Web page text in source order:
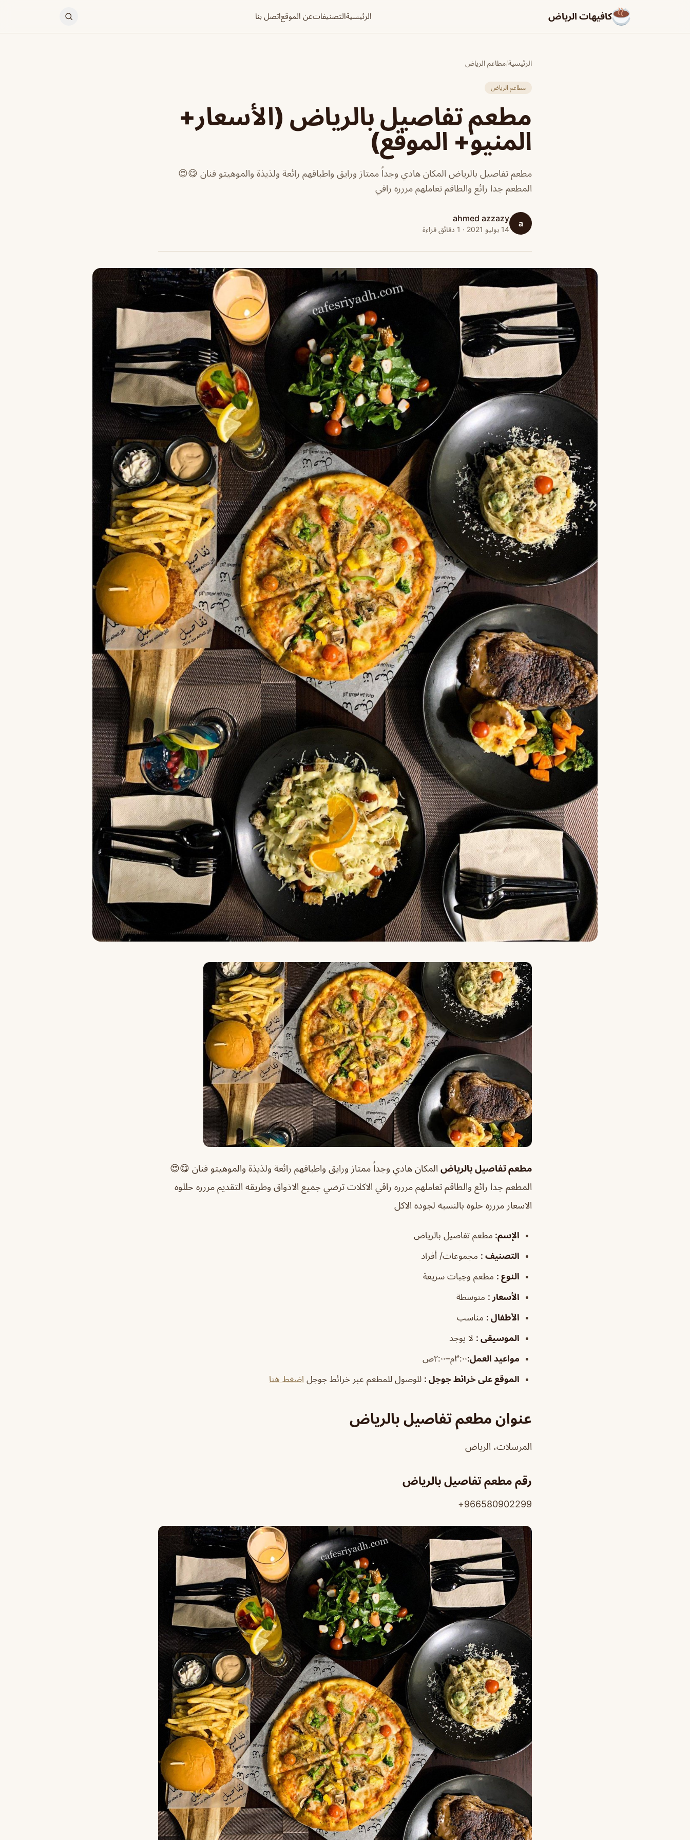
كافيهات الرياض الرئيسيةالتصنيفاتعن الموقعاتصل بنا
الرئيسية/مطاعم الرياض
مطاعم الرياض
مطعم تفاصيل بالرياض (الأسعار+
المنيو+ الموقع)
مطعم تفاصيل بالرياض المكان هادي وجداً ممتاز ورايق واطباقهم رائعة ولذيذة والموهيتو فنان 😋😍
المطعم جدا رائع والطاقم تعاملهم مررره راقي
a
ahmed azzazy
14 يوليو 2021 · 1 دقائق قراءة
مطعم تفاصيل بالرياض المكان هادي وجداً ممتاز ورايق واطباقهم رائعة ولذيذة والموهيتو فنان 😋😍
المطعم جدا رائع والطاقم تعاملهم مررره راقي الاكلات ترضي جميع الاذواق وطريقه التقديم مررره حللوه
الاسعار مررره حلوه بالنسبه لجوده الاكل
الإسم: مطعم تفاصيل بالرياض
التصنيف : مجموعات/ أفراد
النوع : مطعم وجبات سريعة
الأسعار : متوسطة
الأطفال : مناسب
الموسيقى : لا يوجد
مواعيد العمل:٣:٠٠م–٢:٠٠ص
الموقع على خرائط جوجل : للوصول للمطعم عبر خرائط جوجل اضغط هنا
عنوان مطعم تفاصيل بالرياض
المرسلات، الرياض
رقم مطعم تفاصيل بالرياض
966580902299+